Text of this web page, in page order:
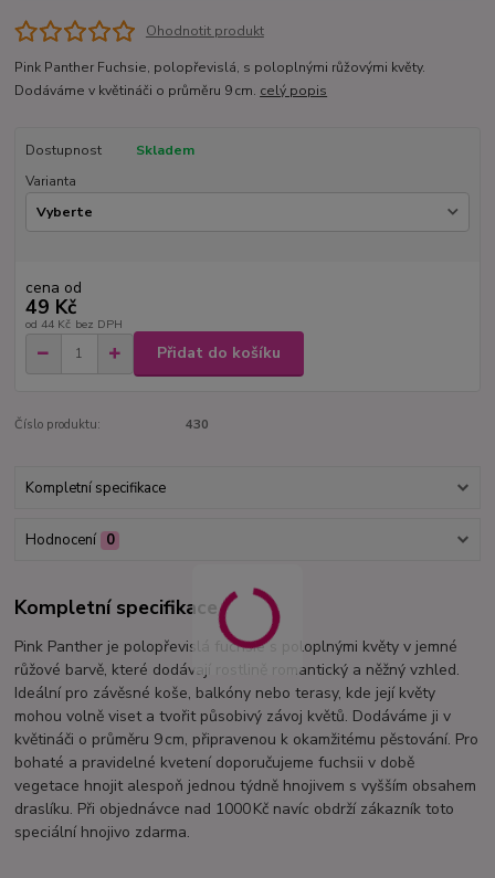
Ohodnotit produkt
Pink Panther Fuchsie, polopřevislá, s poloplnými růžovými květy.
Dodáváme v květináči o průměru 9 cm. celý popis
Dostupnost
Skladem
Varianta
cena od
49 Kč
od 44 Kč bez DPH
Přidat do košíku
Číslo produktu: 430
Kompletní specifikace
Hodnocení 0
Kompletní specifikace
Pink Panther je polopřevislá fuchsie s poloplnými květy v jemné
růžové barvě, které dodávají rostlině romantický a něžný vzhled.
Ideální pro závěsné koše, balkóny nebo terasy, kde její květy
mohou volně viset a tvořit působivý závoj květů. Dodáváme ji v
květináči o průměru 9 cm, připravenou k okamžitému pěstování. Pro
bohaté a pravidelné kvetení doporučujeme fuchsii v době
vegetace hnojit alespoň jednou týdně hnojivem s vyšším obsahem
draslíku. Při objednávce nad 1000 Kč navíc obdrží zákazník toto
speciální hnojivo zdarma.